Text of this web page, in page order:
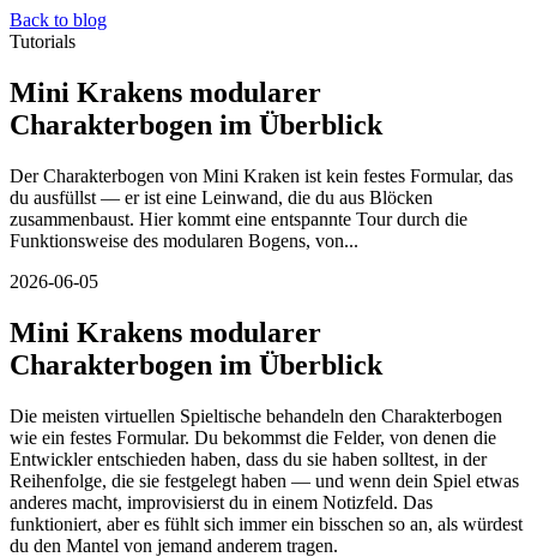
Back to blog
Tutorials
Mini Krakens modularer
Charakterbogen im Überblick
Der Charakterbogen von Mini Kraken ist kein festes Formular, das
du ausfüllst — er ist eine Leinwand, die du aus Blöcken
zusammenbaust. Hier kommt eine entspannte Tour durch die
Funktionsweise des modularen Bogens, von...
2026-06-05
Mini Krakens modularer
Charakterbogen im Überblick
Die meisten virtuellen Spieltische behandeln den Charakterbogen
wie ein festes Formular. Du bekommst die Felder, von denen die
Entwickler entschieden haben, dass du sie haben solltest, in der
Reihenfolge, die sie festgelegt haben — und wenn dein Spiel etwas
anderes macht, improvisierst du in einem Notizfeld. Das
funktioniert, aber es fühlt sich immer ein bisschen so an, als würdest
du den Mantel von jemand anderem tragen.